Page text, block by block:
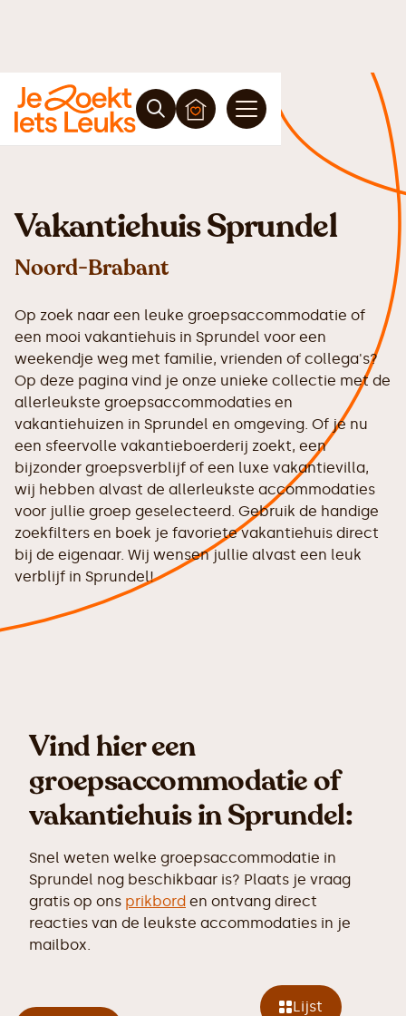
Vakantiehuis Sprundel
Noord-Brabant
Op zoek naar een leuke groepsaccommodatie of
een mooi vakantiehuis in Sprundel voor een
weekendje weg met familie, vrienden of collega's?
Op deze pagina vind je onze unieke collectie met de
allerleukste groepsaccommodaties en
vakantiehuizen in Sprundel en omgeving. Of je nu
een sfeervolle vakantieboerderij zoekt, een
bijzonder groepsverblijf of een luxe vakantievilla,
wij hebben alvast de allerleukste accommodaties
voor jullie groep geselecteerd. Gebruik de handige
zoekfilters en boek je favoriete vakantiehuis direct
bij de eigenaar. Wij wensen jullie alvast een leuk
verblijf in Sprundel!
Vind hier een
groepsaccommodatie of
vakantiehuis in Sprundel:
Snel weten welke groepsaccommodatie in
Sprundel nog beschikbaar is? Plaats je vraag
gratis op ons prikbord en ontvang direct
reacties van de leukste accommodaties in je
mailbox.
Lijst